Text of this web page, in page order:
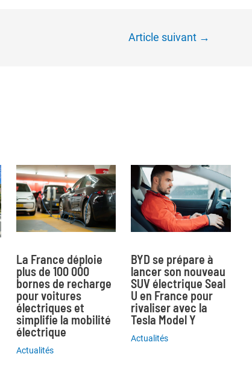
Article suivant →
La France déploie
plus de 100 000
bornes de recharge
pour voitures
électriques et
simplifie la mobilité
électrique
Actualités
BYD se prépare à
lancer son nouveau
SUV électrique Seal
U en France pour
rivaliser avec la
Tesla Model Y
Actualités